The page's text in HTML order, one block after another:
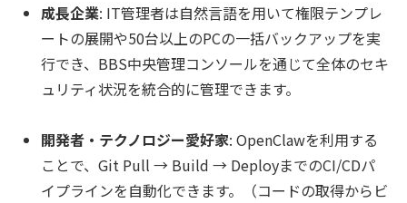
成長企業: IT管理者は自然言語を用いて権限テンプレ
ートの展開や50台以上のPCの一括バックアップを実
行でき、BBS中央管理コンソールを通じて全体のセキ
ュリティ状況を統合的に管理できます。
開発者・テクノロジー愛好家: OpenClawを利用する
ことで、Git Pull → Build → DeployまでのCI/CDパ
イプラインを自動化できます。（コードの取得からビ